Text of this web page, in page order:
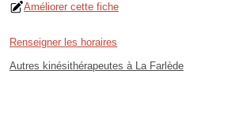
Améliorer cette fiche
Renseigner les horaires
Autres kinésithérapeutes à La Farlède